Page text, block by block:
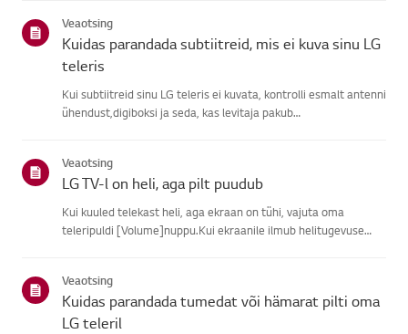
signaali, j...
Veaotsing
Kuidas parandada subtiitreid, mis ei kuva sinu LG
teleris
Kui subtiitreid sinu LG teleris ei kuvata, kontrolli esmalt antenni
ühendust,digiboksi ja seda, kas levitaja pakub
kasutad ...
Veaotsing
LG TV-l on heli, aga pilt puudub
Kui kuuled telekast heli, aga ekraan on tühi, vajuta oma
teleripuldi [Volume]nuppu.Kui ekraanile ilmub helitugevuse
Veaotsing
Kuidas parandada tumedat või hämarat pilti oma
LG teleril